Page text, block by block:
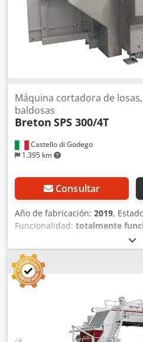
Castello di Godego
1.395 km
Máquina cortadora de
baldosas
Breton SPS 300/4T
Consultar
Año de fabricación: 2019,
Funcionalidad: totalmente
,
cortadora horizontal para
cerámica, mármol, piedra
Ajvupmwjl Njkr